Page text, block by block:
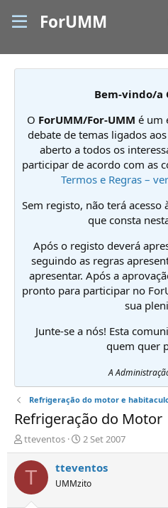
ForUMM
Bem-vindo/a
O ForUMM/For-UMM é um
debate de temas ligados
aberto a todos os
participar de acordo com as
Termos e Regras –
Sem registo, não terá
que consta
Após o registo deverá
seguindo as regras
apresentar. Após a
pronto para participar no
sua
Junte-se a nós! Esta
quem quer
A
Refrigeração do motor e
Refrigeração do Motor
I
n
i
i
tteventos
D
a
t
a
d
2 Set 2007
T tteventos
UMMzito